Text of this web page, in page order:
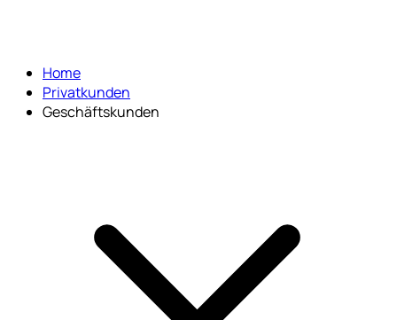
Home
Privatkunden
Geschäftskunden